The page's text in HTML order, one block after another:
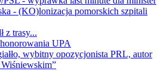
- (KO)lonizacja pomorskich szpitali
z trasy...
UPA
wybitny opozycjonista PRL, autor